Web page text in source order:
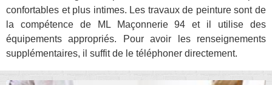
confortables et plus intimes. Les travaux de peinture sont de
la compétence de ML Maçonnerie 94 et il utilise des
équipements appropriés. Pour avoir les renseignements
supplémentaires, il suffit de le téléphoner directement.